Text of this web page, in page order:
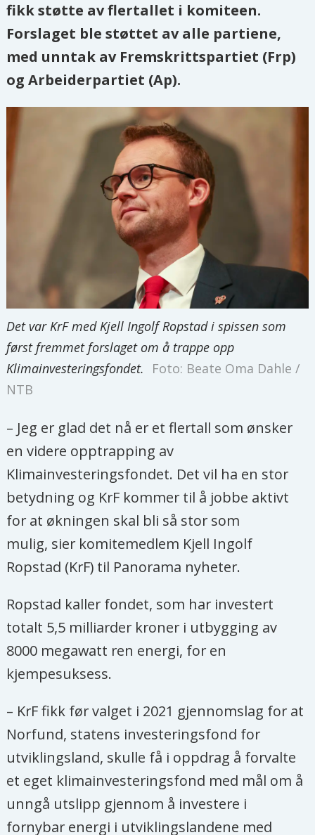
fikk støtte av flertallet i komiteen.
Forslaget ble støttet av alle partiene,
med unntak av Fremskrittspartiet (Frp)
og Arbeiderpartiet (Ap).
Det var KrF med Kjell Ingolf Ropstad i spissen som
først fremmet forslaget om å trappe opp
Klimainvesteringsfondet.
Foto: Beate Oma Dahle /
NTB
– Jeg er glad det nå er et flertall som ønsker
en videre opptrapping av
Klimainvesteringsfondet. Det vil ha en stor
betydning og KrF kommer til å jobbe aktivt
for at økningen skal bli så stor som
mulig, sier komitemedlem Kjell Ingolf
Ropstad (KrF) til Panorama nyheter.
Ropstad kaller fondet, som har investert
totalt 5,5 milliarder kroner i utbygging av
8000 megawatt ren energi, for en
kjempesuksess.
– KrF fikk før valget i 2021 gjennomslag for at
Norfund, statens investeringsfond for
utviklingsland, skulle få i oppdrag å forvalte
et eget klimainvesteringsfond med mål om å
unngå utslipp gjennom å investere i
fornybar energi i utviklingslandene med